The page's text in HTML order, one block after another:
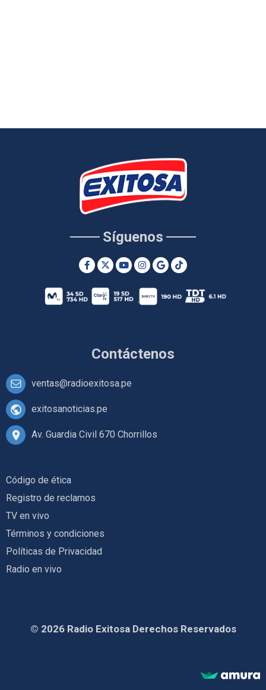
Contáctenos
ventas@radioexitosa.pe
exitosanoticias.pe
Av. Guardia Civil 670 Chorrillos
Síguenos
Código de ética
Registro de reclamos
TV en vivo
Términos y condiciones
Políticas de Privacidad
Radio en vivo
© 2026 Radio Exitosa Derechos Reservados